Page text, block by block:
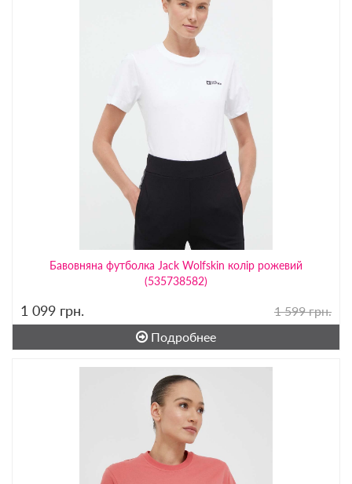
Бавовняна футболка Jack Wolfskin колір рожевий
(535738582)
1 099 грн.
1 599 грн.
Подробнее